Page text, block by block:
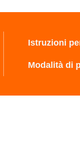
Istruzioni
Modalità di